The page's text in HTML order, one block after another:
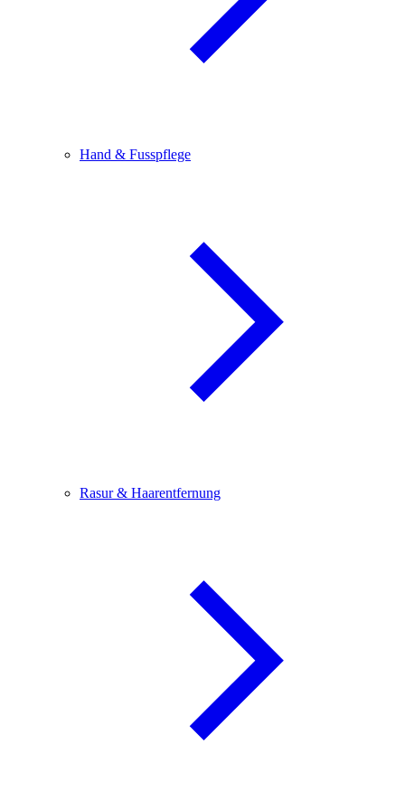
Hand & Fusspflege
Rasur & Haarentfernung